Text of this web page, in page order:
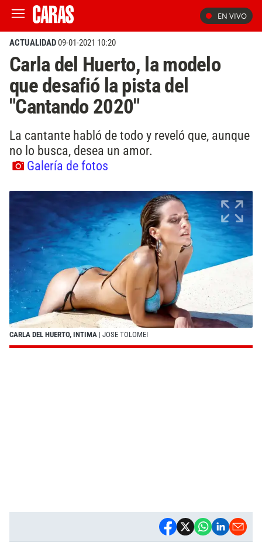
EN VIVO
ACTUALIDAD09-01-2021 10:20
Carla del Huerto, la modelo
que desafió la pista del
"Cantando 2020"
La cantante habló de todo y reveló que, aunque
no lo busca, desea un amor.
Galería de fotos
CARLA DEL HUERTO, INTIMA | JOSE TOLOMEI